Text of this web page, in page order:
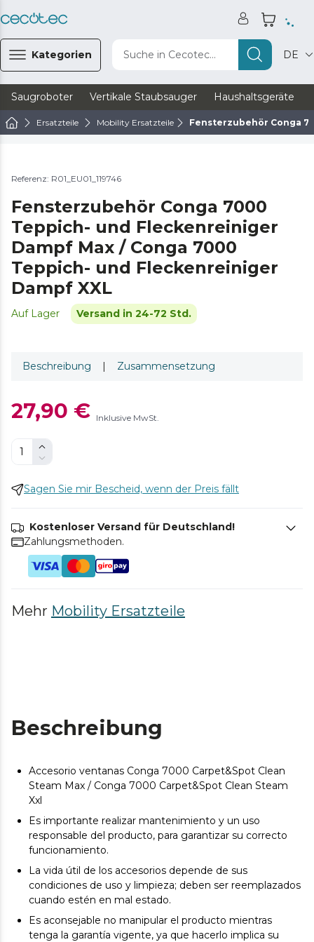
Kategorien Suche in Cecotec... DE
Saugroboter Vertikale Staubsauger Haushaltsgeräte
Ersatzteile Mobility Ersatzteile Fensterzubehör Conga
Referenz: R01_EU01_119746
Fensterzubehör Conga 7000
Teppich- und Fleckenreiniger
Dampf Max / Conga 7000
Teppich- und Fleckenreiniger
Dampf XXL
Auf Lager Versand in 24-72 Std.
Beschreibung | Zusammensetzung
27,90 € Inklusive MwSt.
Sagen Sie mir Bescheid, wenn der Preis fällt
Kostenloser Versand für Deutschland!
Zahlungsmethoden.
Mehr Mobility Ersatzteile
Beschreibung
Accesorio ventanas Conga 7000 Carpet&Spot Clean
Steam Max / Conga 7000 Carpet&Spot Clean Steam
Xxl
Es importante realizar mantenimiento y un uso
responsable del producto, para garantizar su correcto
funcionamiento.
La vida útil de los accesorios depende de sus
condiciones de uso y limpieza; deben ser reemplazados
cuando estén en mal estado.
Es aconsejable no manipular el producto mientras
tenga la garantía vigente, ya que hacerlo implica su